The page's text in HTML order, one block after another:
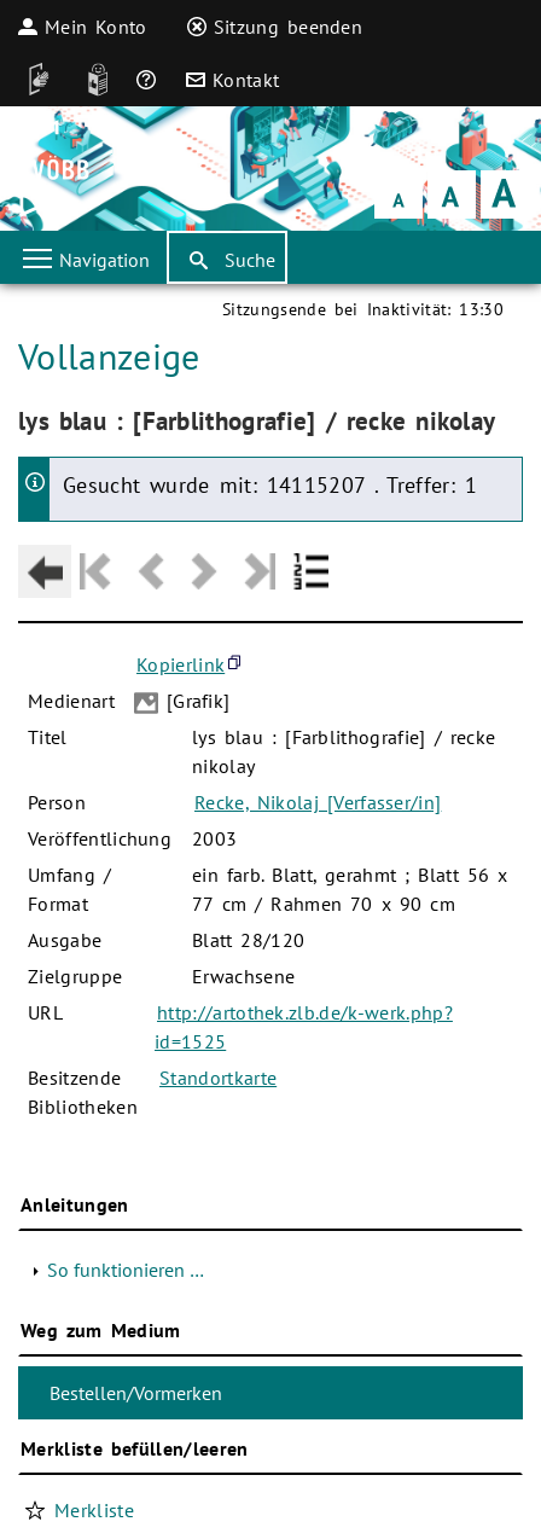
Mein Konto Sitzung beenden
DGS Leichte Sprache
Häufige Fragen
Kontakt
Schrift
klein Schrift
normal Schrift
groß
Navigation Suche
Sitzungsende bei Inaktivität: 13:30
Aktuelle Seite:
Vollanzeige
Aktuelle Seite:
lys blau : [Farblithografie] / recke nikolay
Gesucht wurde mit: 14115207 . Treffer: 1
Kopierlink
Medienart
[Grafik]
Titel
lys blau : [Farblithografie] / recke
nikolay
Person
Recke, Nikolaj [Verfasser/in]
Veröffentlichung
2003
Umfang /
Format
ein farb. Blatt, gerahmt ; Blatt 56 x
77 cm / Rahmen 70 x 90 cm
Ausgabe
Blatt 28/120
Zielgruppe
Erwachsene
URL
http://artothek.zlb.de/k-werk.php?
id=1525
Besitzende
Bibliotheken
Standortkarte
Anleitungen
So funktionieren …
Weg zum Medium
Merkliste befüllen/leeren
Merkliste